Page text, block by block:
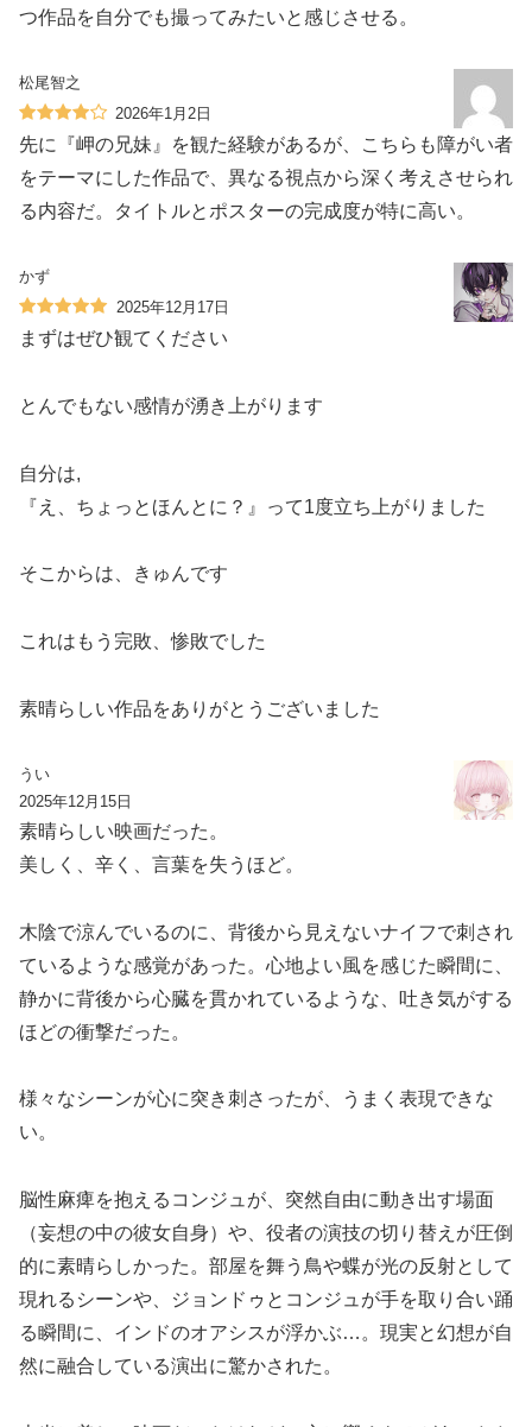
つ作品を自分でも撮ってみたいと感じさせる。
松尾智之
2026年1月2日
先に『岬の兄妹』を観た経験があるが、こちらも障がい者
をテーマにした作品で、異なる視点から深く考えさせられ
る内容だ。タイトルとポスターの完成度が特に高い。
かず
2025年12月17日
まずはぜひ観てください
とんでもない感情が湧き上がります
自分は,
『え、ちょっとほんとに？』って1度立ち上がりました
そこからは、きゅんです
これはもう完敗、惨敗でした
素晴らしい作品をありがとうございました
うい
2025年12月15日
素晴らしい映画だった。
美しく、辛く、言葉を失うほど。
木陰で涼んでいるのに、背後から見えないナイフで刺され
ているような感覚があった。心地よい風を感じた瞬間に、
静かに背後から心臓を貫かれているような、吐き気がする
ほどの衝撃だった。
様々なシーンが心に突き刺さったが、うまく表現できな
い。
脳性麻痺を抱えるコンジュが、突然自由に動き出す場面
（妄想の中の彼女自身）や、役者の演技の切り替えが圧倒
的に素晴らしかった。部屋を舞う鳥や蝶が光の反射として
現れるシーンや、ジョンドゥとコンジュが手を取り合い踊
る瞬間に、インドのオアシスが浮かぶ…。現実と幻想が自
然に融合している演出に驚かされた。